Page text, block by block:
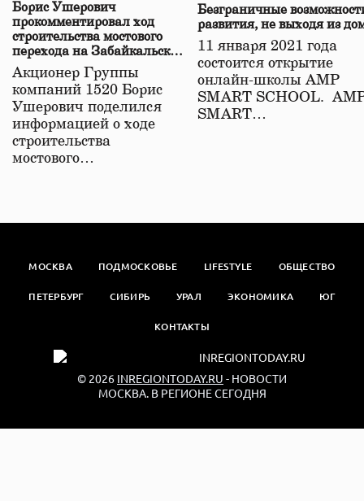
Борис Ушерович
прокомментировал ход
строительства мостового
перехода на Забайкальской
железной дороге
Акционер Группы
компаний 1520 Борис
Ушерович поделился
информацией о ходе
строительства
мостового…
Безграничные
развития, не выходя из
11 января 2021 года
состоится открытие
онлайн-школы АМР
SMART SCHOOL.
SMART…
МОСКВА ПОДМОСКОВЬЕ LIFESTYLE ОБЩЕСТВО
ПЕТЕРБУРГ СИБИРЬ УРАЛ ЭКОНОМИКА ЮГ
КОНТАКТЫ
© 2026 INREGIONTODAY.RU - НОВОСТИ
МОСКВА. В РЕГИОНЕ СЕГОДНЯ